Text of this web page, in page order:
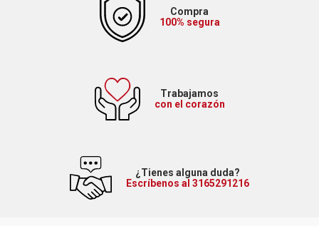
Compra
100% segura
Trabajamos
con el corazón
¿Tienes alguna duda?
Escríbenos al 3165291216